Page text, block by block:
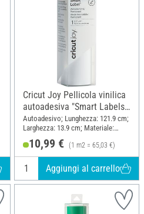
Cricut Joy Pellicola vinilica
autoadesiva "Smart Labels -
White", 13,9 x 121,9 cm
Autoadesivo; Lunghezza: 121.9 cm;
Larghezza: 13.9 cm; Materiale:
10,99 € (1 m2 = 65,03 €)
Aggiungi al carrello